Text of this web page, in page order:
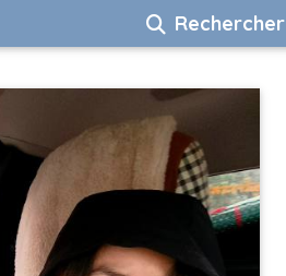
Rechercher